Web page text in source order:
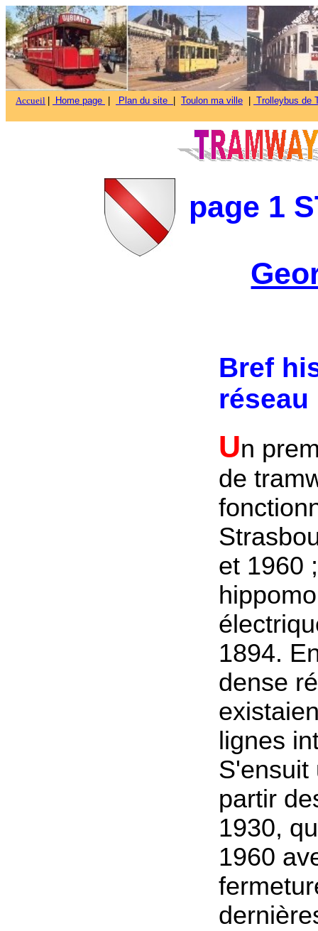
Accueil Home page Plan du site Toulon ma ville Trolleybus de
page 1
Bref
réseau
Un
de
et 1960
1894.
dense
lignes
S'ensuit
partir
1930,
1960